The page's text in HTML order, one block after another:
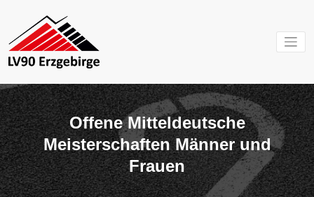
springen
e.V.
Mein Verein im
Offene Mitteldeutsche
Meisterschaften Männer und
Frauen